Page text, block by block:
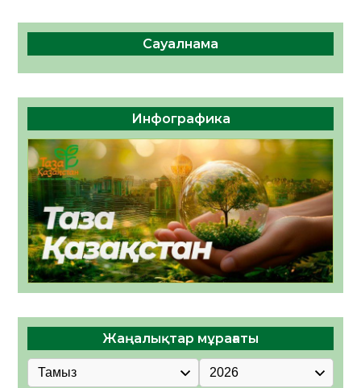
Сауалнама
Инфографика
Жаңалықтар мұрағаты